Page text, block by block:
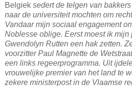
Belgiek sedert de telgen van
naar de universiteit mochten om
Vandaar mijn sociaal engagement
Noblesse oblige. Eerst moest ik mijn
Gwendolyn Rutten een hak zetten.
voorzitter Paul Magnette de
een links regeerprogramma. Uit
vrouwelijke premier van het land te
zekere ministerpost in de Vlaamse